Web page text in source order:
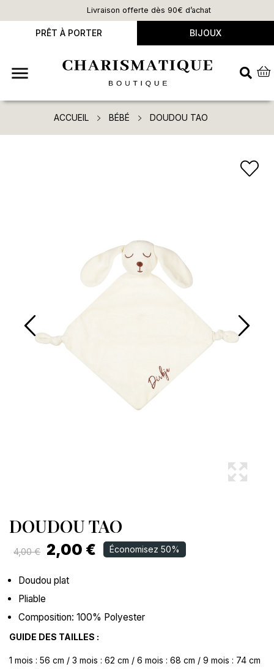
Livraison offerte dès 90€ d’achat
PRÊT À PORTER BIJOUX

ACCUEIL BÉBÉ DOUDOU TAO
DOUDOU TAO
4,00 € 2,00 € Économisez 50%
Doudou plat
Pliable
Composition: 100% Polyester
GUIDE DES TAILLES :
1 mois : 56 cm / 3 mois : 62 cm / 6 mois : 68 cm / 9 mois : 74 cm